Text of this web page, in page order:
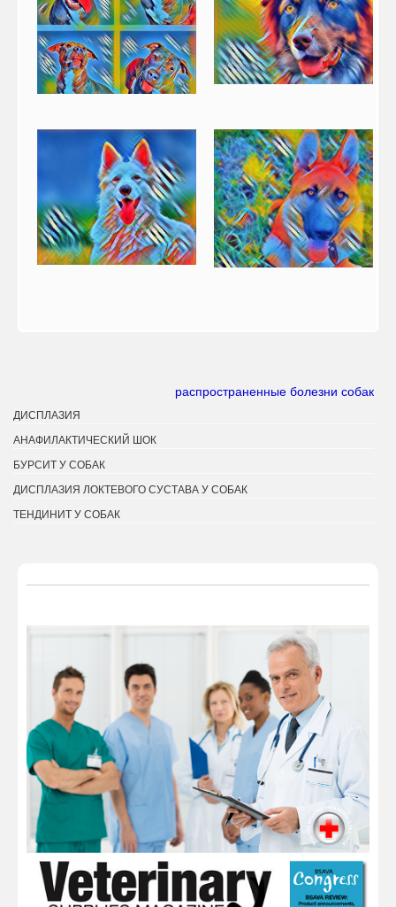
распространенные болезни собак
ДИСПЛАЗИЯ
АНАФИЛАКТИЧЕСКИЙ ШОК
БУРСИТ У СОБАК
ДИСПЛАЗИЯ ЛОКТЕВОГО СУСТАВА У СОБАК
ТЕНДИНИТ У СОБАК